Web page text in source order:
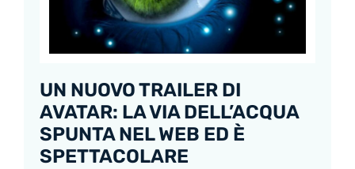
UN NUOVO TRAILER DI
AVATAR: LA VIA DELL’ACQUA
SPUNTA NEL WEB ED È
SPETTACOLARE